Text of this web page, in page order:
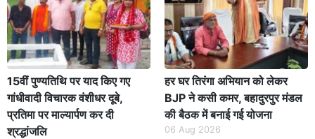
15वीं पुण्यतिथि पर याद किए गए
गांधीवादी विचारक वंशीधर दूबे,
प्रतिमा पर माल्यार्पण कर दी
श्रद्धांजलि
हर घर तिरंगा अभियान को लेकर
BJP ने कसी कमर, बहादुरपुर मंडल
की बैठक में बनाई गई योजना
06 Aug 2026